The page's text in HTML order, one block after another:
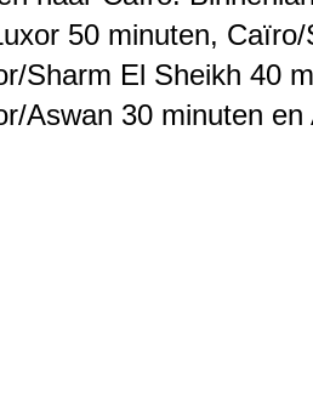
50 minuten,
Sharm El Sheikh 40
Aswan 30 minuten